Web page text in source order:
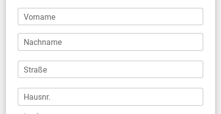
Vorname
Nachname
Straße
Hausnr.